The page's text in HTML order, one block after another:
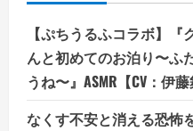
【ぷちうるふコラボ】
んと初めてのお泊り〜ふ
うね〜』ASMR【CV：伊
なくす不安と消える恐怖